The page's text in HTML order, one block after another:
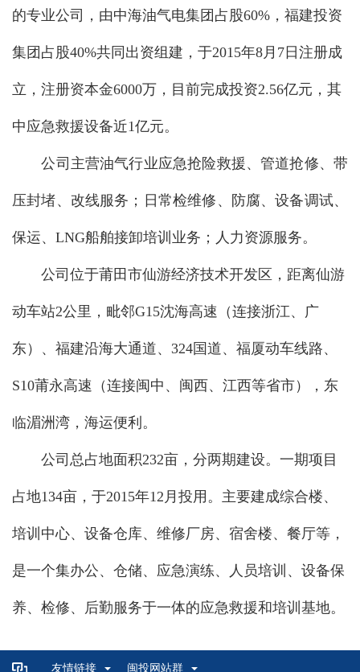
的专业公司，由中海油气电集团占股60%，福建投资
集团占股40%共同出资组建，于2015年8月7日注册成
立，注册资本金6000万，目前完成投资2.56亿元，其
中应急救援设备近1亿元。
公司主营油气行业应急抢险救援、管道抢修、带
压封堵、改线服务；日常检维修、防腐、设备调试、
保运、LNG船舶接卸培训业务；人力资源服务。
公司位于莆田市仙游经济技术开发区，距离仙游
动车站2公里，毗邻G15沈海高速（连接浙江、广
东）、福建沿海大通道、324国道、福厦动车线路、
S10莆永高速（连接闽中、闽西、江西等省市），东
临湄洲湾，海运便利。
公司总占地面积232亩，分两期建设。一期项目
占地134亩，于2015年12月投用。主要建成综合楼、
培训中心、设备仓库、维修厂房、宿舍楼、餐厅等，
是一个集办公、仓储、应急演练、人员培训、设备保
养、检修、后勤服务于一体的应急救援和培训基地。
友情链接 闽投网站群